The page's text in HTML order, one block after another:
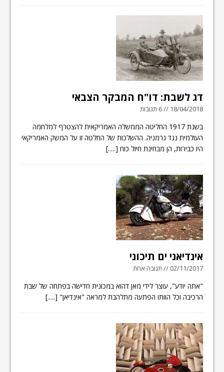
דג לשבת: דו"ח המבקר הצבאי
18/04/2018 // 6 תגובות
בשנת 1917 החליטה הממשלה האמריקאית להצטרף למלחמה
העולמית נגד גרמניה. ההשלכות של החלטה זו על המשק האמריקאי
היו כבירות, הן מבחינת חיול כוח [.....]
אינדיאני ים תיכוני
02/11/2017 // תגובה אחת
"אתה יודע", עוצר לידי מאן דהוא במכונית חדישה בפתחה של שבת
הרכיבה וכל הוותו הפתעה מתלהבת למראה "אינדיאן" [.....]